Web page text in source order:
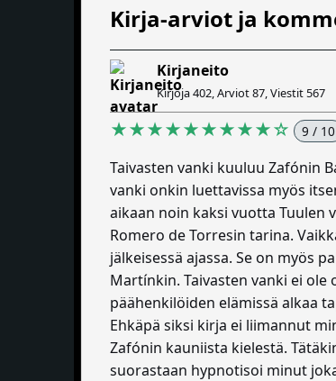
Kirja-arviot ja
Kirjaneito
Kirjoja 402, Arviot 87, Viestit 567
★★★★★★★★★☆ 9 / 10
Taivasten vanki kuuluu Zafónin
vanki onkin luettavissa myös
aikaan noin kaksi vuotta Tuulen
Romero de Torresin tarina.
jälkeisessä ajassa. Se on myös
Martínkin. Taivasten vanki ei
päähenkilöiden elämissä alkaa
Ehkäpä siksi kirja ei liimannut
Zafónin kauniista kielestä.
suorastaan hypnotisoi minut